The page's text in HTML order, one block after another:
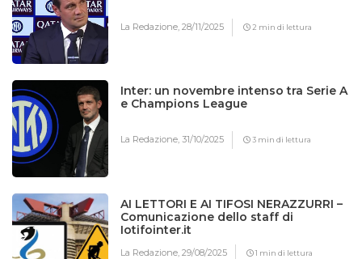
La Redazione,28/11/2025 2 min di lettura
Inter: un novembre intenso tra Serie A
e Champions League
La Redazione,31/10/2025 3 min di lettura
AI LETTORI E AI TIFOSI NERAZZURRI –
Comunicazione dello staff di
Iotifointer.it
La Redazione,29/08/2025 1 min di lettura